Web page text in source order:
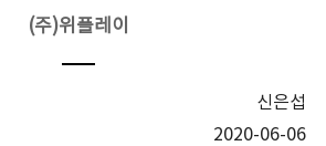
(주)위플레이
신은섭
2020-06-06